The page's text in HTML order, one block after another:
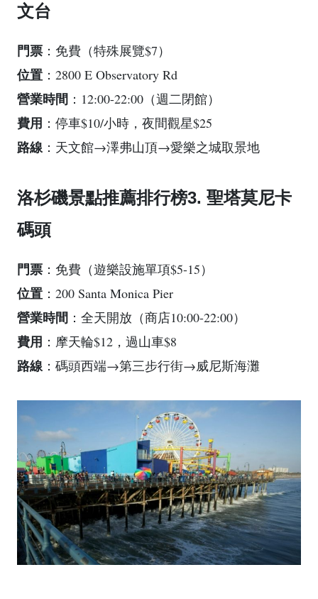
文台
門票 ：免費（特殊展覽$7）
位置 ：2800 E Observatory Rd
營業時間 ：12:00-22:00（週二閉館）
費用 ：停車$10/小時，夜間觀星$25
路線 ：天文館→澤弗山頂→愛樂之城取景地
洛杉磯景點推薦排行榜3. 聖塔莫尼卡
碼頭
門票 ：免費（遊樂設施單項$5-15）
位置 ：200 Santa Monica Pier
營業時間 ：全天開放（商店10:00-22:00）
費用 ：摩天輪$12，過山車$8
路線 ：碼頭西端→第三步行街→威尼斯海灘